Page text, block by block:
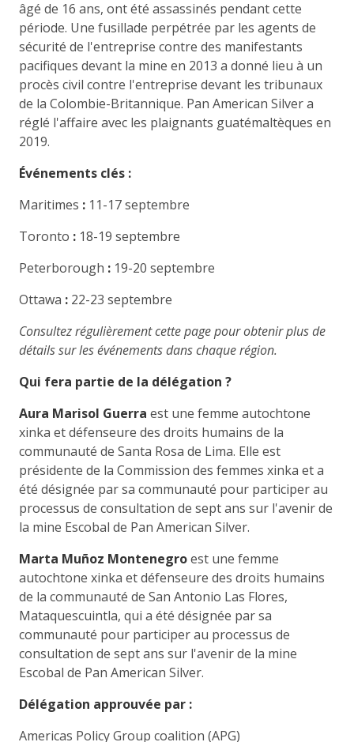
âgé de 16 ans, ont été assassinés pendant cette
période. Une fusillade perpétrée par les agents de
sécurité de l'entreprise contre des manifestants
pacifiques devant la mine en 2013 a donné lieu à un
procès civil contre l'entreprise devant les tribunaux
de la Colombie-Britannique. Pan American Silver a
réglé l'affaire avec les plaignants guatémaltèques en
2019.
Événements clés :
Maritimes : 11-17 septembre
Toronto : 18-19 septembre
Peterborough : 19-20 septembre
Ottawa : 22-23 septembre
Consultez régulièrement cette page pour obtenir plus de
détails sur les événements dans chaque région.
Qui fera partie de la délégation ?
Aura Marisol Guerra est une femme autochtone
xinka et défenseure des droits humains de la
communauté de Santa Rosa de Lima. Elle est
présidente de la Commission des femmes xinka et a
été désignée par sa communauté pour participer au
processus de consultation de sept ans sur l'avenir de
la mine Escobal de Pan American Silver.
Marta Muñoz Montenegroest une femme
autochtone xinka et défenseure des droits humains
de la communauté de San Antonio Las Flores,
Mataquescuintla, qui a été désignée par sa
communauté pour participer au processus de
consultation de sept ans sur l'avenir de la mine
Escobal de Pan American Silver.
Délégation approuvée par :
Americas Policy Group coalition (APG)